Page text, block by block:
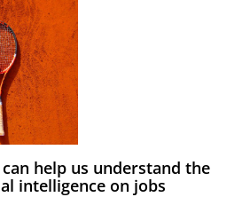
help us understand the
intelligence on jobs